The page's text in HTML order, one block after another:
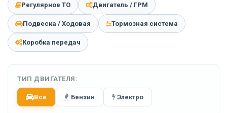
Регулярное ТО Двигатель / ГРМ
Подвеска / Ходовая Тормозная система
Коробка передач
ТИП ДВИГАТЕЛЯ:
Все Бензин Электро